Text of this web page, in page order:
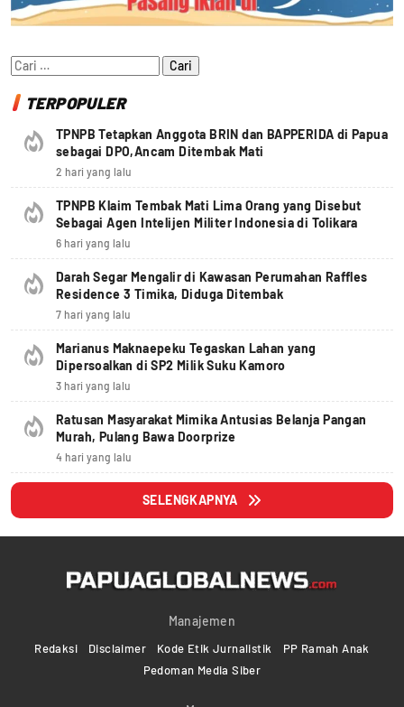
Cari
untuk:
TERPOPULER
TPNPB Tetapkan Anggota BRIN dan BAPPERIDA di Papua
sebagai DPO,Ancam Ditembak Mati
2 hari yang lalu
TPNPB Klaim Tembak Mati Lima Orang yang Disebut
Sebagai Agen Intelijen Militer Indonesia di Tolikara
6 hari yang lalu
Darah Segar Mengalir di Kawasan Perumahan Raffles
Residence 3 Timika, Diduga Ditembak
7 hari yang lalu
Marianus Maknaepeku Tegaskan Lahan yang
Dipersoalkan di SP2 Milik Suku Kamoro
3 hari yang lalu
Ratusan Masyarakat Mimika Antusias Belanja Pangan
Murah, Pulang Bawa Doorprize
4 hari yang lalu
SELENGKAPNYA
Manajemen
Redaksi Disclaimer Kode Etik Jurnalistik
PP Ramah Anak
Pedoman Media Siber